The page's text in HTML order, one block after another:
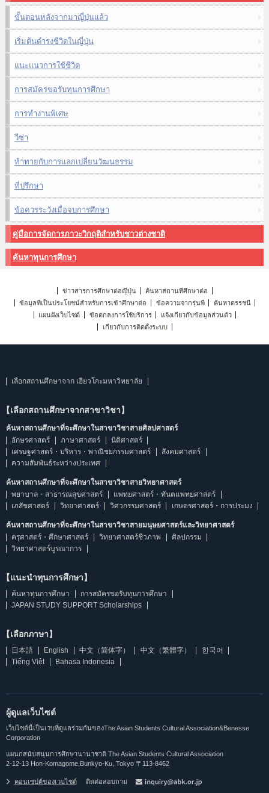
ขั้นตอนหลังจากมาญี่ปุ่นแล้ว
เริ่มต้นดำรงชีวิตในญี่ปุ่น
แนะแนวการใช้ชีวิต
การสมัครขอรับทุนการศึกษา
การทำงานพิเศษ
วีซ่า
ท้าทายกับการแลกเปลี่ยนวัฒนธรรม
ที่ปรึกษา
ข้อควรระวังเมื่อจบการศึกษา
คู่มือการจัดการภาวะวิกฤติสำหรับชาวต่างชาติ
ค้นหาทุนการศึกษา
ข่าวสารการศึกษาต่อญี่ปุ่น
ค้นหาสถานที่ศึกษาต่อ
ข้อมูลที่เป็นประโยชน์สำหรับการเข้าศึกษาต่อ
ข้อความจากรุ่นพี่
ค้นหาดรรชนี
แผนผังเว็บไซต์
ข้อตกลงการใช้บริการ
แจ้งเกี่ยวกับข้อมูลส่วนตัว
เกี่ยวกับการติดตั้งระบบ
เลือกสถานศึกษาจาก เฮียวโกะมหาวิทยาลัย
【เลือกสถานศึกษาจากสาขาวิชา】
ค้นหาสถานศึกษาที่จะศึกษาในสาขาวิชาสายศิลปศาสตร์
อักษรศาสตร์
ภาษาศาสตร์
นิติศาสตร์
เศรษฐศาสตร์・บริหาร・พาณิชยกรรมศาสตร์
สังคมศาสตร์
ความสัมพันธ์ระหว่างประเทศ
ค้นหาสถานศึกษาที่จะศึกษาในสาขาวิชาสายวิทยาศาสตร์
พยาบาล・สาธารณสุขศาสตร์
แพทยศาสตร์・ทันตแพทยศาสตร์
เภสัชศาสตร์
วิทยาศาสตร์ วิศวกรรมศาสตร์ เกษตรศาสตร์・การประมง
ค้นหาสถานศึกษาที่จะศึกษาในสาขาวิชาสายมนุษยศาสตร์และวิทยาศาสตร์
ครุศาสตร์・ศึกษาศาสตร์
วิทยาศาสตร์ชีวภาพ
ศิลปกรรม
วิทยาศาสตร์บูรณาการ
【แนะนำทุนการศึกษา】
ค้นหาทุนการศึกษา
การสมัครขอรับทุนการศึกษา
JAPAN STUDY SUPPORT Scholarships
【เลือกภาษา】
日本語 English 中文（简体字） 中文（繁體字）
한국어
Tiếng Việt
Bahasa Indonesia
ผู้ดูแลเว็บไซต์
เว็บไซต์นี้เป็นเวบที่ดูแลร่วมกันของThe Asian Students Cultural Association&Benesse
Corporation
แผนกสนับสนุนการศึกษานานาชาติ The Asian Students Cultural Association
2-12-13 Hon-Komagome,Bunkyo-Ku, Tokyo 〒113-8462
คอนเซปต์ของเวบไซต์ ติดต่อสอบถาม